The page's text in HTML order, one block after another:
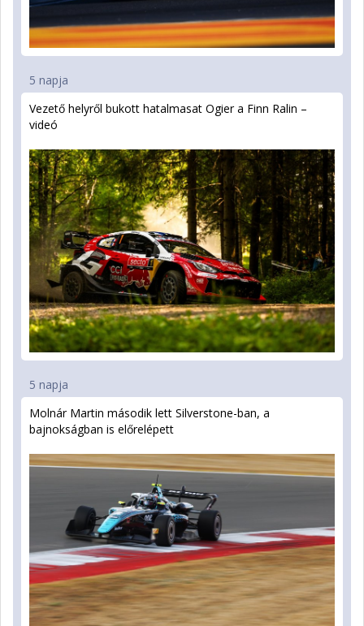
5 napja
Vezető helyről bukott hatalmasat Ogier a Finn Ralin –
videó
5 napja
Molnár Martin második lett Silverstone-ban, a
bajnokságban is előrelépett